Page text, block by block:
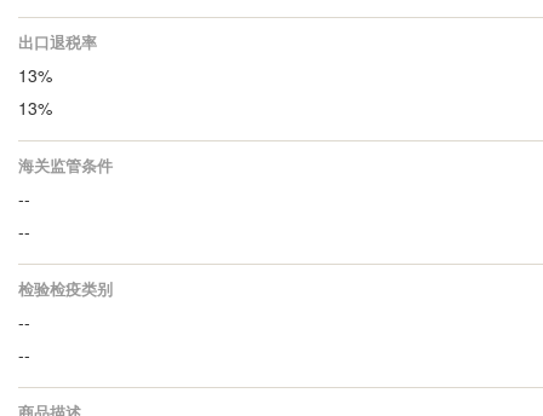
出口退税率
13%
13%
海关监管条件
--
--
检验检疫类别
--
--
商品描述